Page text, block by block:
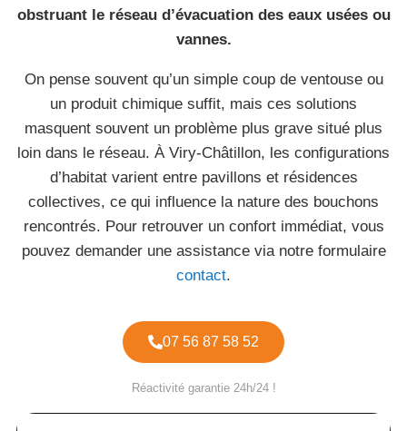
obstruant le réseau d’évacuation des eaux usées ou
vannes.
On pense souvent qu’un simple coup de ventouse ou
un produit chimique suffit, mais ces solutions
masquent souvent un problème plus grave situé plus
loin dans le réseau. À Viry-Châtillon, les configurations
d’habitat varient entre pavillons et résidences
collectives, ce qui influence la nature des bouchons
rencontrés. Pour retrouver un confort immédiat, vous
pouvez demander une assistance via notre formulaire
contact.
07 56 87 58 52
Réactivité garantie 24h/24 !